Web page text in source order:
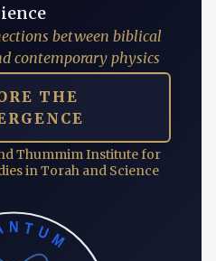
between biblical
contemporary physics
THE
Thummim Institute for
in Torah and Science